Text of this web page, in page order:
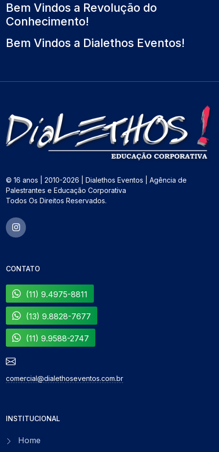
Bem Vindos a Revolução do
Conhecimento!
Bem Vindos a Dialethos Eventos!
© 16 anos | 2010-2026 | Dialethos Eventos | Agência de
Palestrantes e Educação Corporativa
Todos Os Direitos Reservados.
CONTATO
(11) 9.4975-8811
(13) 9.8828-7677
(11) 9.9588-2747
comercial@dialethoseventos.com.br
INSTITUCIONAL
Home